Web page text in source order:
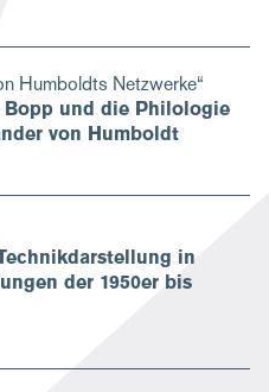
Humboldts Netzwerke“
Bopp und die Philologie
von Humboldt
in
der 1950er bis